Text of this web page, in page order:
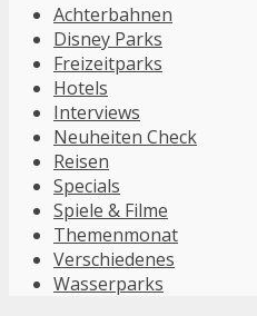
Achterbahnen
Disney Parks
Freizeitparks
Hotels
Interviews
Neuheiten Check
Reisen
Specials
Spiele & Filme
Themenmonat
Verschiedenes
Wasserparks